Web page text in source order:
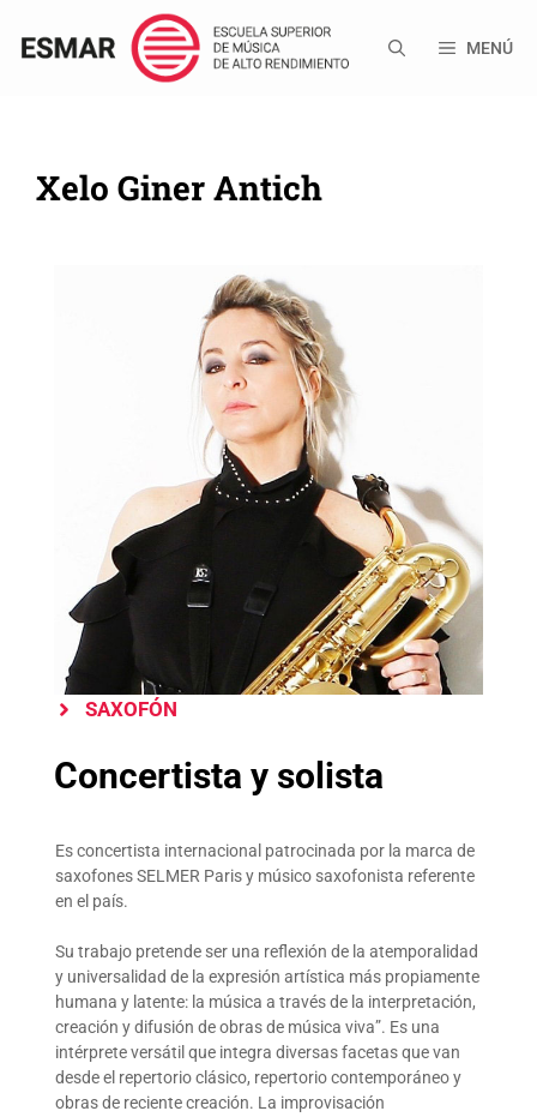
contenido
MENÚ
Xelo Giner Antich
SAXOFÓN
Concertista y solista
Es concertista internacional patrocinada por la marca de
saxofones SELMER Paris y músico saxofonista referente
en el país.
Su trabajo pretende ser una reflexión de la atemporalidad
y universalidad de la expresión artística más propiamente
humana y latente: la música a través de la interpretación,
creación y difusión de obras de música viva”. Es una
intérprete versátil que integra diversas facetas que van
desde el repertorio clásico, repertorio contemporáneo y
obras de reciente creación. La improvisación